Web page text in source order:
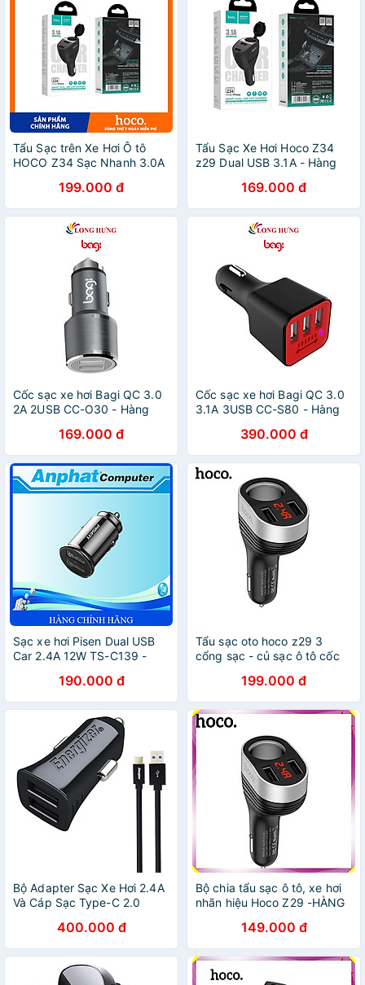
Tẩu Sạc trên Xe Hơi Ô tô
HOCO Z34 Sạc Nhanh 3.0A
199.000 đ
Tẩu Sạc Xe Hơi Hoco Z34
z29 Dual USB 3.1A - Hàng
169.000 đ
Cốc sạc xe hơi Bagi QC 3.0
2A 2USB CC-O30 - Hàng
169.000 đ
Cốc sạc xe hơi Bagi QC 3.0
3.1A 3USB CC-S80 - Hàng
390.000 đ
Sạc xe hơi Pisen Dual USB
Car 2.4A 12W TS-C139 -
190.000 đ
Tẩu sạc oto hoco z29 3
cổng sạc - củ sạc ô tô cốc
199.000 đ
Bộ Adapter Sạc Xe Hơi 2.4A
Và Cáp Sạc Type-C 2.0
Hàng Chính Hãng
400.000 đ
Bộ chia tẩu sạc ô tô, xe hơi
nhãn hiệu Hoco Z29 -HÀNG
149.000 đ